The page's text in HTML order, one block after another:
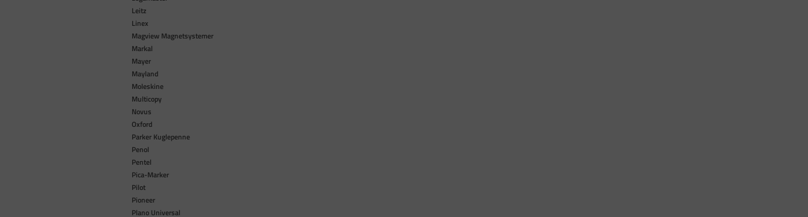
Leitz
Linex
Magview Magnetsystemer
Markal
Mayer
Mayland
Moleskine
Multicopy
Novus
Oxford
Parker Kuglepenne
Penol
Pentel
Pica-Marker
Pilot
Pioneer
Plano Universal